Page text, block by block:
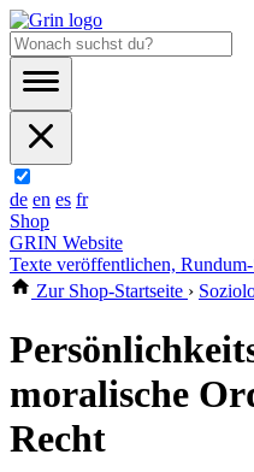
de en es fr
Shop
GRIN Website
Texte veröffentlichen,
Zur Shop-Startseite ›
moralische
Recht